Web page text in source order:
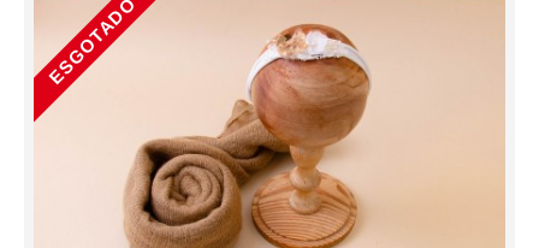
ESGOTADO